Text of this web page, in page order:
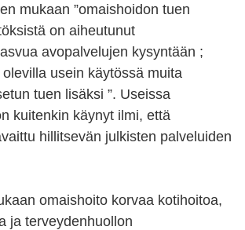
mukaan ”omaishoidon tuen
on aiheutunut
avopalvelujen kysyntään ;
usein käytössä muita
tuen lisäksi ”. Useissa
kuitenkin käynyt ilmi, että
hillitsevän julkisten palveluiden
omaishoito korvaa kotihoitoa,
ja terveydenhuollon